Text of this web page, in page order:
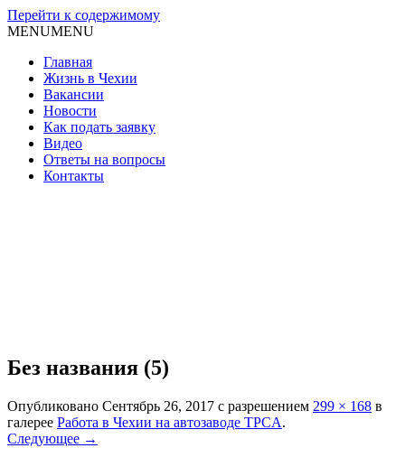
Перейти к содержимому
MENUMENU
Главная
Жизнь в Чехии
Вакансии
Новости
Как подать заявку
Видео
Ответы на вопросы
Контакты
Без названия (5)
Опубликовано Сентябрь 26, 2017 с разрешением 299 × 168 в
галерее Работа в Чехии на автозаводе TPCA.
Следующее →